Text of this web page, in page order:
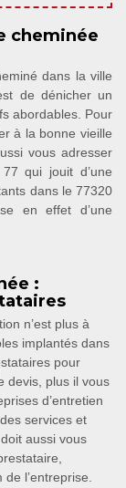
cheminée
dans la ville
de dénicher un
abordables. Pour
à la bonne vieille
vous adresser
qui jouit d’une
dans le 77320
en effet d’une
:
n’est plus à
implantés dans
pour
devis, plus il vous
d’entretien
services et
aussi vous
l’entreprise.